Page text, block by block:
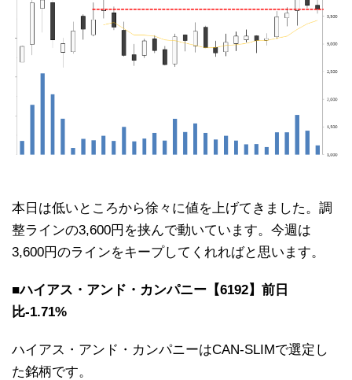
本日は低いところから徐々に値を上げてきました。調
整ラインの3,600円を挟んで動いています。今週は
3,600円のラインをキープしてくれればと思います。
■ハイアス・アンド・カンパニー【6192】前日
比-1.71%
ハイアス・アンド・カンパニーはCAN-SLIMで選定し
た銘柄です。